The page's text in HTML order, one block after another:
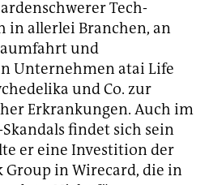
Tech-
in allerlei Branchen, an
und
Unternehmen atai Life
und Co. zur
Erkrankungen. Auch im
findet sich sein
er eine Investition der
Group in Wirecard, die in